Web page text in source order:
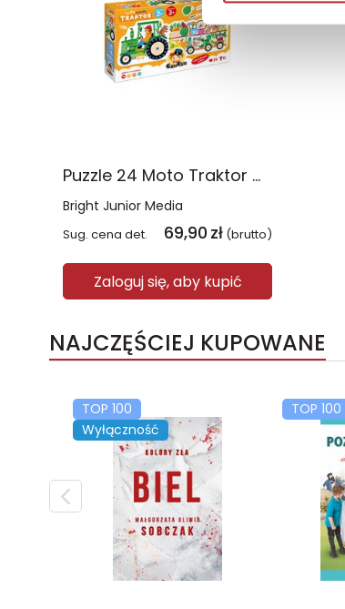
Puzzle 24 Moto Traktor CzuCzu
Bright Junior Media
Sug. cena det. 69,90 zł (brutto)
Zaloguj się, aby kupić
NAJCZĘŚCIEJ KUPOWANE
TOP 100
Wyłączność
TOP 100